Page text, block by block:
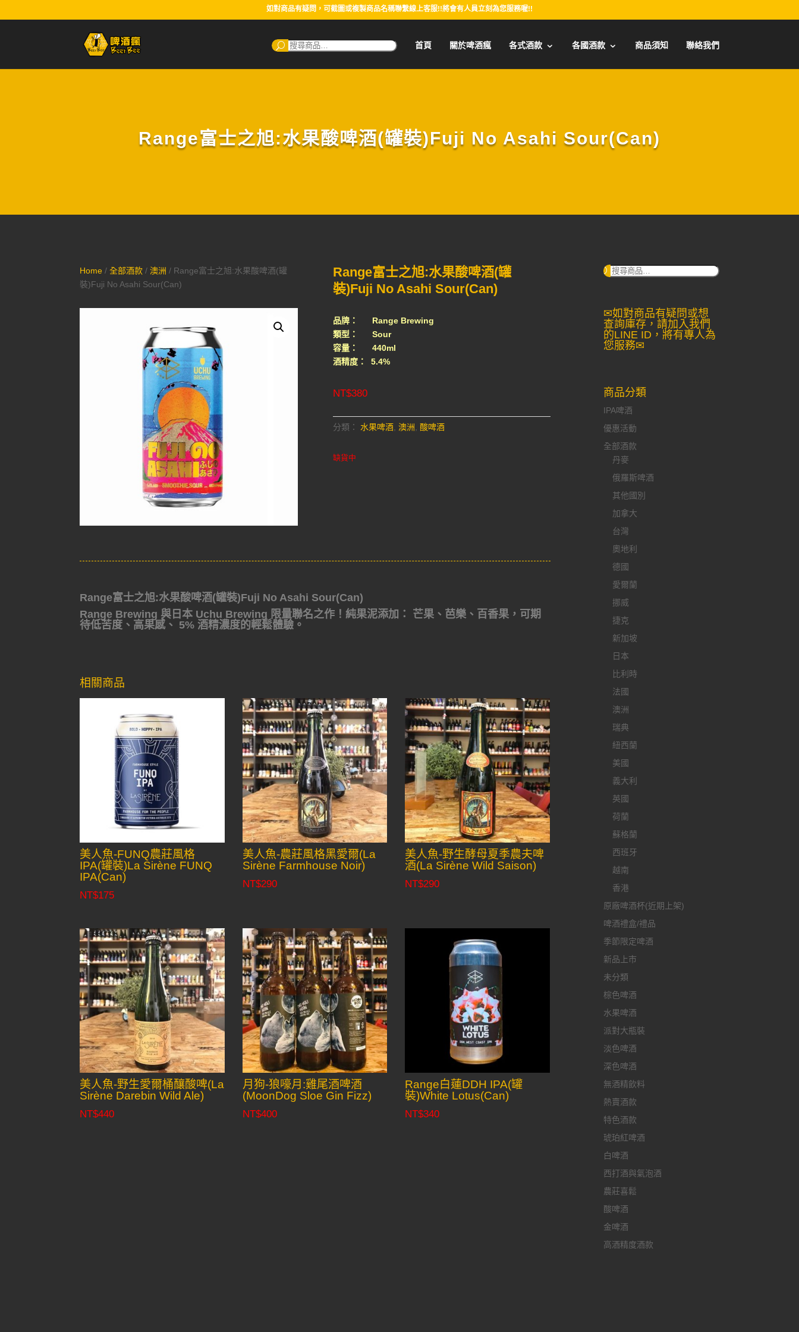
如對商品有疑問，可截圖或複製商品名稱聯繫線上客服!!將會有人員立刻為您服務喔!!
搜
尋：
首頁 關於啤酒瘋 各式酒款 各國酒款 商品須知 聯絡我們
Range富士之旭:水果酸啤酒(罐裝)Fuji No Asahi Sour(Can)
Home /全部酒款 /澳洲 / Range富士之旭:水果酸啤酒(罐
裝)Fuji No Asahi Sour(Can)
Range富士之旭:水果酸啤酒(罐
裝)Fuji No Asahi Sour(Can)
品牌： Range Brewing
類型： Sour
容量： 440ml
酒精度： 5.4%
NT$380
分類： 水果啤酒, 澳洲, 酸啤酒
缺貨中
Range富士之旭:水果酸啤酒(罐裝)Fuji No Asahi Sour(Can)
Range Brewing 與日本 Uchu Brewing 限量聯名之作！純果泥添加： 芒果、芭樂、百香果，可期
待低苦度、高果感、 5% 酒精濃度的輕鬆體驗。
相關商品
美人魚-FUNQ農莊風格
IPA(罐裝)La Sirène FUNQ
IPA(Can)
NT$175
美人魚-農莊風格黑愛爾(La
Sirène Farmhouse Noir)
NT$290
美人魚-野生酵母夏季農夫啤
酒(La Sirène Wild Saison)
NT$290
美人魚-野生愛爾桶釀酸啤(La
Sirène Darebin Wild Ale)
NT$440
月狗-狼嚎月:雞尾酒啤酒
(MoonDog Sloe Gin Fizz)
NT$400
Range白蓮DDH IPA(罐
裝)White Lotus(Can)
NT$340
搜
✉如對商品有疑問或想
查詢庫存，請加入我們
的LINE ID，將有專人為
您服務✉
商品分類
IPA啤酒
優惠活動
全部酒款
丹麥
俄羅斯啤酒
其他國別
加拿大
台灣
奧地利
德國
愛爾蘭
挪威
捷克
新加坡
日本
比利時
法國
澳洲
瑞典
紐西蘭
美國
義大利
英國
荷蘭
蘇格蘭
西班牙
越南
香港
原廠啤酒杯(近期上架)
啤酒禮盒/禮品
季節限定啤酒
新品上市
未分類
棕色啤酒
水果啤酒
派對大瓶裝
淡色啤酒
深色啤酒
無酒精飲料
熱賣酒款
特色酒款
琥珀紅啤酒
白啤酒
西打酒與氣泡酒
農莊喜鬆
酸啤酒
金啤酒
高酒精度酒款